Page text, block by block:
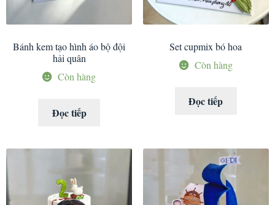
Bánh kem tạo hình áo bộ đội
hải quân
Còn hàng
Đọc tiếp
Set cupmix bó hoa
Còn hàng
Đọc tiếp